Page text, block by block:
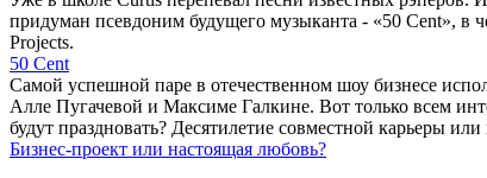
придуман псевдоним будущего музыканта - «50 Cent», в
Projects.
50 Cent
Самой успешной паре в отечественном шоу бизнесе
Алле Пугачевой и Максиме Галкине. Вот только всем
будут праздновать? Десятилетие совместной карьеры
Бизнес-проект или настоящая любовь?